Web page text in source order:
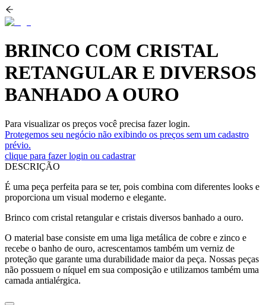
BRINCO COM CRISTAL
RETANGULAR E DIVERSOS
BANHADO A OURO
Para visualizar os preços você precisa fazer login.
Protegemos seu negócio não exibindo os preços sem um cadastro
prévio.
clique para fazer login ou cadastrar
DESCRIÇÃO
É uma peça perfeita para se ter, pois combina com diferentes looks e
proporciona um visual moderno e elegante.
Brinco com cristal retangular e cristais diversos banhado a ouro.
O material base consiste em uma liga metálica de cobre e zinco e
recebe o banho de ouro, acrescentamos também um verniz de
proteção que garante uma durabilidade maior da peça. Nossas peças
não possuem o níquel em sua composição e utilizamos também uma
camada antialérgica.